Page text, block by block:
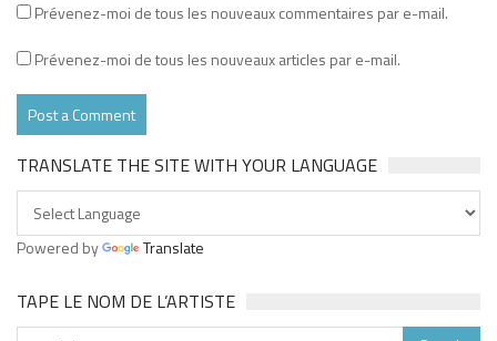
Prévenez-moi de tous les nouveaux commentaires par e-mail.
Prévenez-moi de tous les nouveaux articles par e-mail.
TRANSLATE THE SITE WITH YOUR LANGUAGE
Powered by Translate
TAPE LE NOM DE L’ARTISTE